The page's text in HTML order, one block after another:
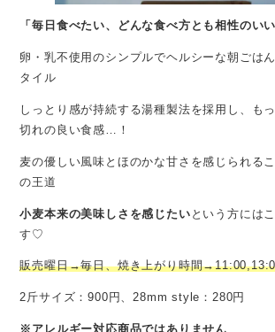
「毎日食べたい、どんな食べ方とも相性のいい
卵・乳不使用のシンプルでヘルシーな朝ごは
タイル
しっとり感が持続する湯種製法を採用し、も
切れの良い食感…！
麦の優しい風味とほのかな甘さを感じられる
の王道
小麦本来の美味しさを感じたい という方には
す♡
販売曜日→毎日、焼き上がり時間
2斤サイズ：900円、28mm style：280円
※アレルギー対応商品ではありません